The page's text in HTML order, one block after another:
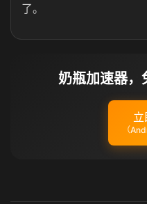
了。
奶瓶加速器，
（